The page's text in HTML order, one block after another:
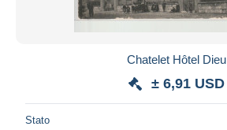
Chatelet Hôtel Dieu
± 6,91 USD
Stato